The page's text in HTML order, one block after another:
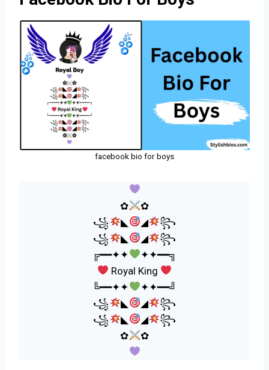
facebook bio for boys
✿
✿
꧁
◣ ◢
꧂
꧁
◣ ◢
꧂
╔━━✦✦
✦✦━━╗
Royal King
╚━━✦✦
✦✦━━╝
꧁
◣ ◢
꧂
꧁
◣ ◢
꧂
✿
✿